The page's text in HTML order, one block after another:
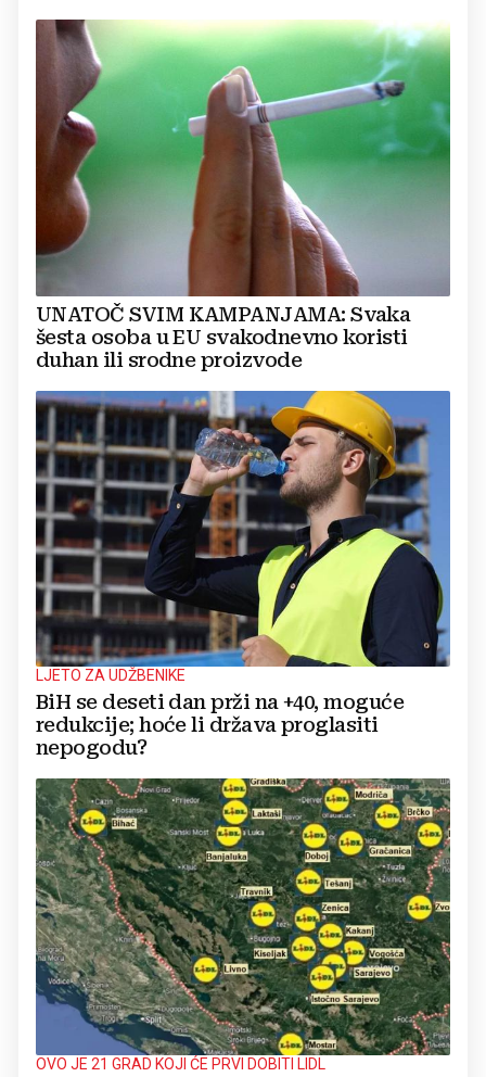
UNATOČ SVIM KAMPANJAMA: Svaka
šesta osoba u EU svakodnevno koristi
duhan ili srodne proizvode
LJETO ZA UDŽBENIKE
BiH se deseti dan prži na +40, moguće
redukcije; hoće li država proglasiti
nepogodu?
OVO JE 21 GRAD KOJI ĆE PRVI DOBITI LIDL